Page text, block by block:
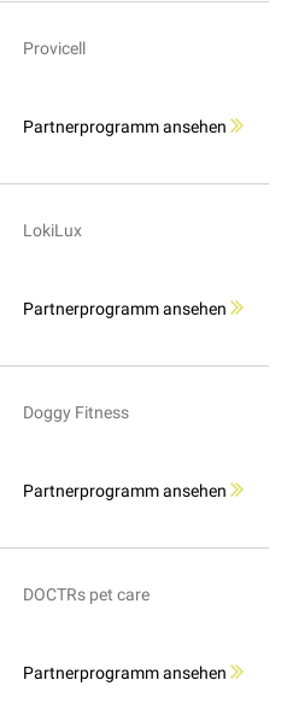
Provicell
Partnerprogramm ansehen
LokiLux
Partnerprogramm ansehen
Doggy Fitness
Partnerprogramm ansehen
DOCTRs pet care
Partnerprogramm ansehen